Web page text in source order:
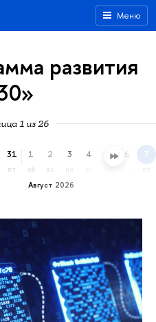
Меню
развития
1 из 26
31
пт
Август 2026
1
сб
2
вс
3 4 5 6 7
пт